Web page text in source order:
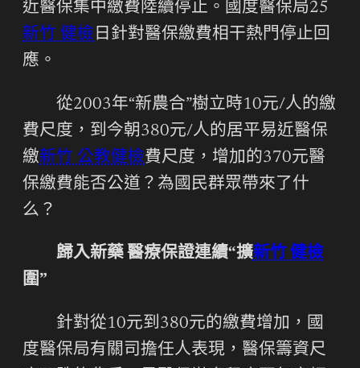
近醫保集中繳費陸續停止。國度醫保局25
新竹 健檢 日針對醫保繳費相干熱門停止回
應。
從2003年“新農合”樹立時10元/人的繳
費尺度，到今朝380元/人的居平易近醫保
繳新竹 公教健檢費尺度，增加的370元醫
保繳費能否公道？為國民群眾帶來了什
么？
歸入新藥 醫療保證連續“擴新竹 健檢
圍”
針對從10元到380元的繳費增加，國
度醫保局有關司擔任人表現，醫保籌資尺